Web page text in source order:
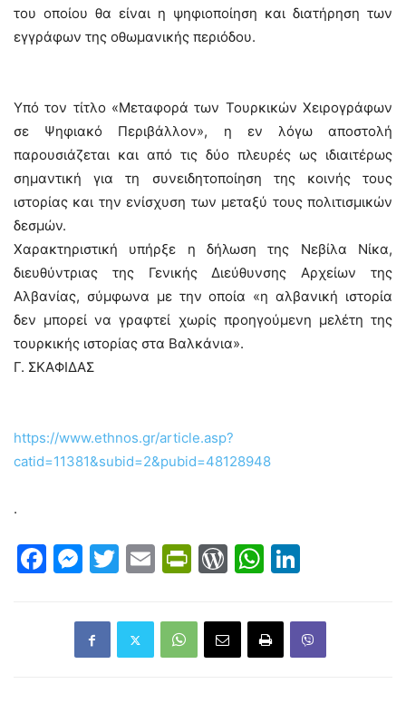
του οποίου θα είναι η ψηφιοποίηση και διατήρηση των
εγγράφων της οθωμανικής περιόδου.
Υπό τον τίτλο «Μεταφορά των Τουρκικών Χειρογράφων
σε Ψηφιακό Περιβάλλον», η εν λόγω αποστολή
παρουσιάζεται και από τις δύο πλευρές ως ιδιαιτέρως
σημαντική για τη συνειδητοποίηση της κοινής τους
ιστορίας και την ενίσχυση των μεταξύ τους πολιτισμικών
δεσμών.
Χαρακτηριστική υπήρξε η δήλωση της Νεβίλα Νίκα,
διευθύντριας της Γενικής Διεύθυνσης Αρχείων της
Αλβανίας, σύμφωνα με την οποία «η αλβανική ιστορία
δεν μπορεί να γραφτεί χωρίς προηγούμενη μελέτη της
τουρκικής ιστορίας στα Βαλκάνια».
Γ. ΣΚΑΦΙΔΑΣ
https://www.ethnos.gr/article.asp?
catid=11381&subid=2&pubid=48128948
.
Facebook
Messenger
Twitter
EmailPrintFriendly
WordPress
WhatsApp